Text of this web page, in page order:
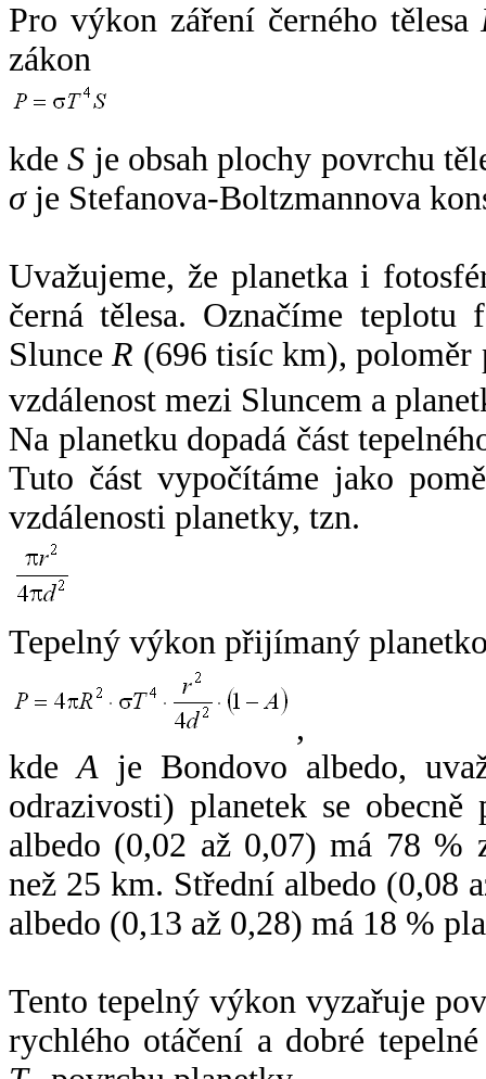
Pro výkon záření černého tělesa
zákon
kdeS je obsah plochy povrchu
σje Stefanova-Boltzmannova
Uvažujeme, že planetka i
černá tělesa. Označíme
SlunceR (696 tisíc km),
vzdálenost mezi Sluncem a
Na planetku dopadá část
Tuto část vypočítáme jako
vzdálenosti planetky, tzn.
Tepelný výkon přijímaný
,
kdeA je Bondovo albedo,
odrazivosti) planetek se
albedo (0,02 až 0,07) má 78 %
než 25 km. Střední albedo (0,08
albedo (0,13 až 0,28) má 18 %
Tento tepelný výkon vyzařuje
rychlého otáčení a dobré